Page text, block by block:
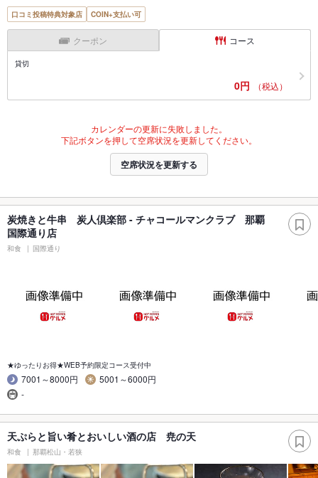
口コミ投稿特典対象店 COIN+支払い可
クーポン コース
貸切
0円 （税込）
カレンダーの更新に失敗しました。
下記ボタンを押して空席状況を更新してください。
空席状況を更新する
炭焼きと牛串 炭人倶楽部 - チャコールマンクラブ 那覇
国際通り店
和食 国際通り
★ゆったりお得★WEB予約限定コース受付中
7001～8000円
5001～6000円
-
天ぷらと旨い肴とおいしい酒の店 尭の天
和食 那覇松山・若狭